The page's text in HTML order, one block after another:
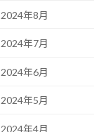
2024年8月
2024年7月
2024年6月
2024年5月
2024年4月